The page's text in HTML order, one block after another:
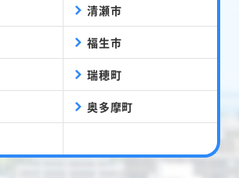
清瀬市
福生市
瑞穂町
奥多摩町